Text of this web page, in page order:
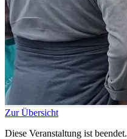
Zur Übersicht
Diese Veranstaltung ist beendet.